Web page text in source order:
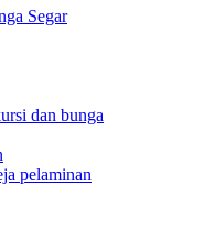
Segar
dan bunga
pelaminan